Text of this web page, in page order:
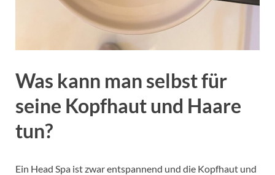
Was kann man selbst für
seine Kopfhaut und Haare
tun?
Ein Head Spa ist zwar entspannend und die Kopfhaut und